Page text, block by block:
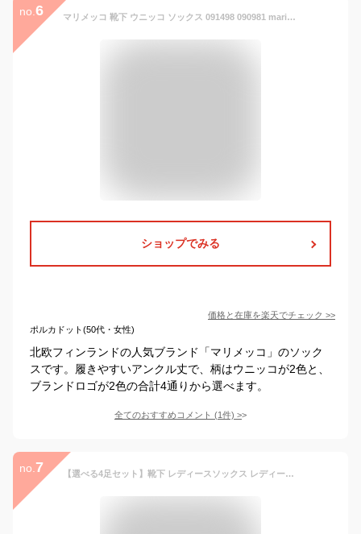
no. 6 マリメッコ 靴下 ウニッコ ソックス 091498 090981 marimekko アンクルソックス 北欧 モノトーン お洒落 ab-60430 ブランド
ショップでみる
価格と在庫を楽天でチェック >>
ポルカドット(50代・女性)
北欧フィンランドの人気ブランド「マリメッコ」のソック
スです。履きやすいアンクル丈で、柄はウニッコが2色と、
ブランドロゴが2色の合計4通りから選べます。
全てのおすすめコメント (1件) >
no. 7 【選べる4足セット】靴下 レディースソックス レディース 靴下セット くつ下 ソックスセット 女性 クルーソックス 婦人靴下 秋冬 コットン 可愛い カラー靴下 カラーソックス シンプル 無地 おしゃれ カジュアル カラフル 通気性 伸縮性 蒸れにくい 毛玉防止 22-25cm